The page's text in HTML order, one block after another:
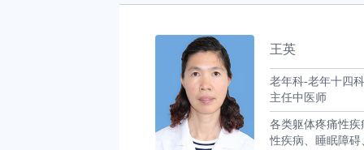
王英
老年科-老年十四
主任中医师
各类躯体疼痛性
性疾病、睡眠障